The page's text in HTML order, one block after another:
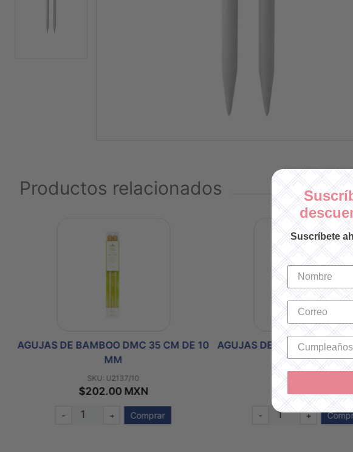
Productos relacionados
AGUJAS DE BAMBOO DMC 35 CM DE 10
MM
SKU: U2137/10
$202.00 MXN
- + Comprar
AGUJAS DE BAMBOO DMC
MM
SKU: U2137/8
$202.00 MXN
- +
Suscríbete